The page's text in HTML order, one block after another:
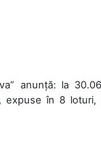
anunță: la
expuse în 8